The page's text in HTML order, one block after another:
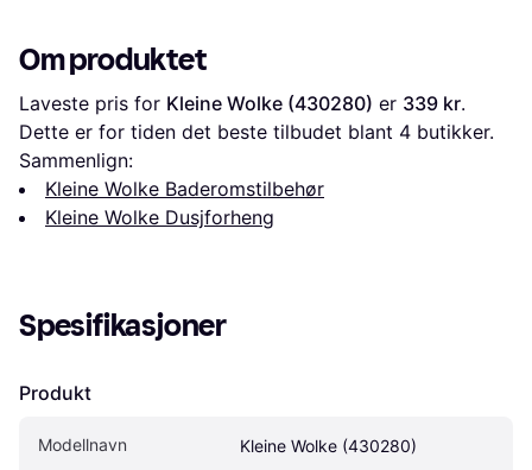
Om produktet
Laveste pris for Kleine Wolke (430280) er 339 kr.
Dette er for tiden det beste tilbudet blant 4 butikker.
Sammenlign:
Kleine Wolke Baderomstilbehør
Kleine Wolke Dusjforheng
Spesifikasjoner
Produkt
Modellnavn Kleine Wolke (430280)